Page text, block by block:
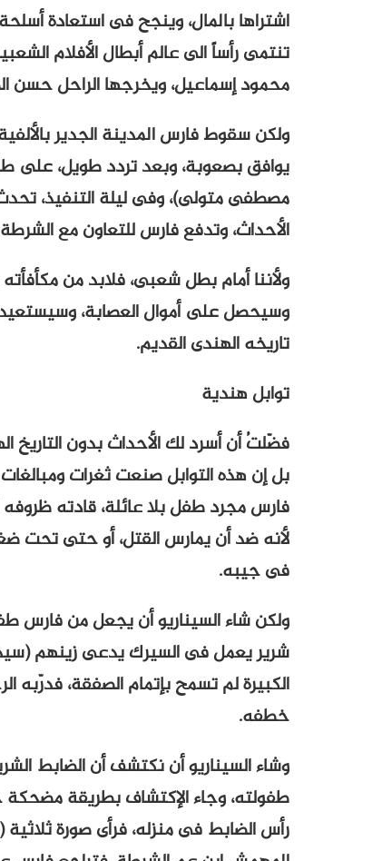
اشتراها بالمال، وينجح فى استعادة
تنتمى رأساً الى عالم أبطال الأفلام
محمود إسماعيل، ويخرجها الراحل حسن
ولكن سقوط فارس المدينة الجدير
يوافق بصعوبة، وبعد تردد طويل،
مصطفى متولى)، وفى ليلة التنفيذ،
الأحداث، وتدفع فارس للتعاون مع
ولأننا أمام بطل شعبى، فلابد من
وسيحصل على أموال العصابة،
تاريخه الهندى القديم.
توابل هندية
فضّلتُ أن أسرد لك الأحداث بدون التاريخ
بل إن هذه التوابل صنعت ثغرات
فارس مجرد طفل بلا عائلة، قادته
لأنه ضد أن يمارس القتل، أو حتى تحت
فى جيبه.
ولكن شاء السيناريو أن يجعل من فارس
شرير يعمل فى السيرك يدعى زينهم
الكبيرة لم تسمح بإتمام الصفقة،
خطفه.
وشاء السيناريو أن نكتشف أن الضابط
طفولته، وجاء الإكتشاف بطريقة
رأس الضابط فى منزله، فرأى صورة